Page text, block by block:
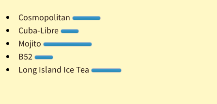
Cosmopolitan
Cuba-Libre
Mojito
B52
Long Island Ice Tea